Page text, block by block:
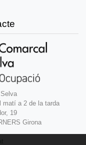
matí a 2 de la tarda
19
Girona